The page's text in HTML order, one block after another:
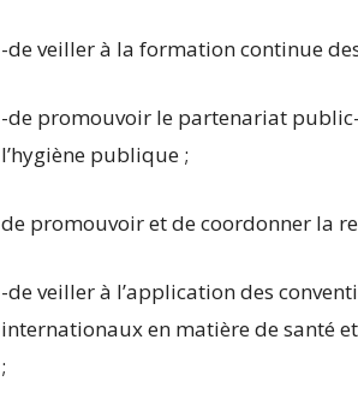
-de veiller à la formation continue
-de promouvoir le partenariat
l’hygiène publique ;
de promouvoir et de coordonner la
-de veiller à l’application des
internationaux en matière de santé
;